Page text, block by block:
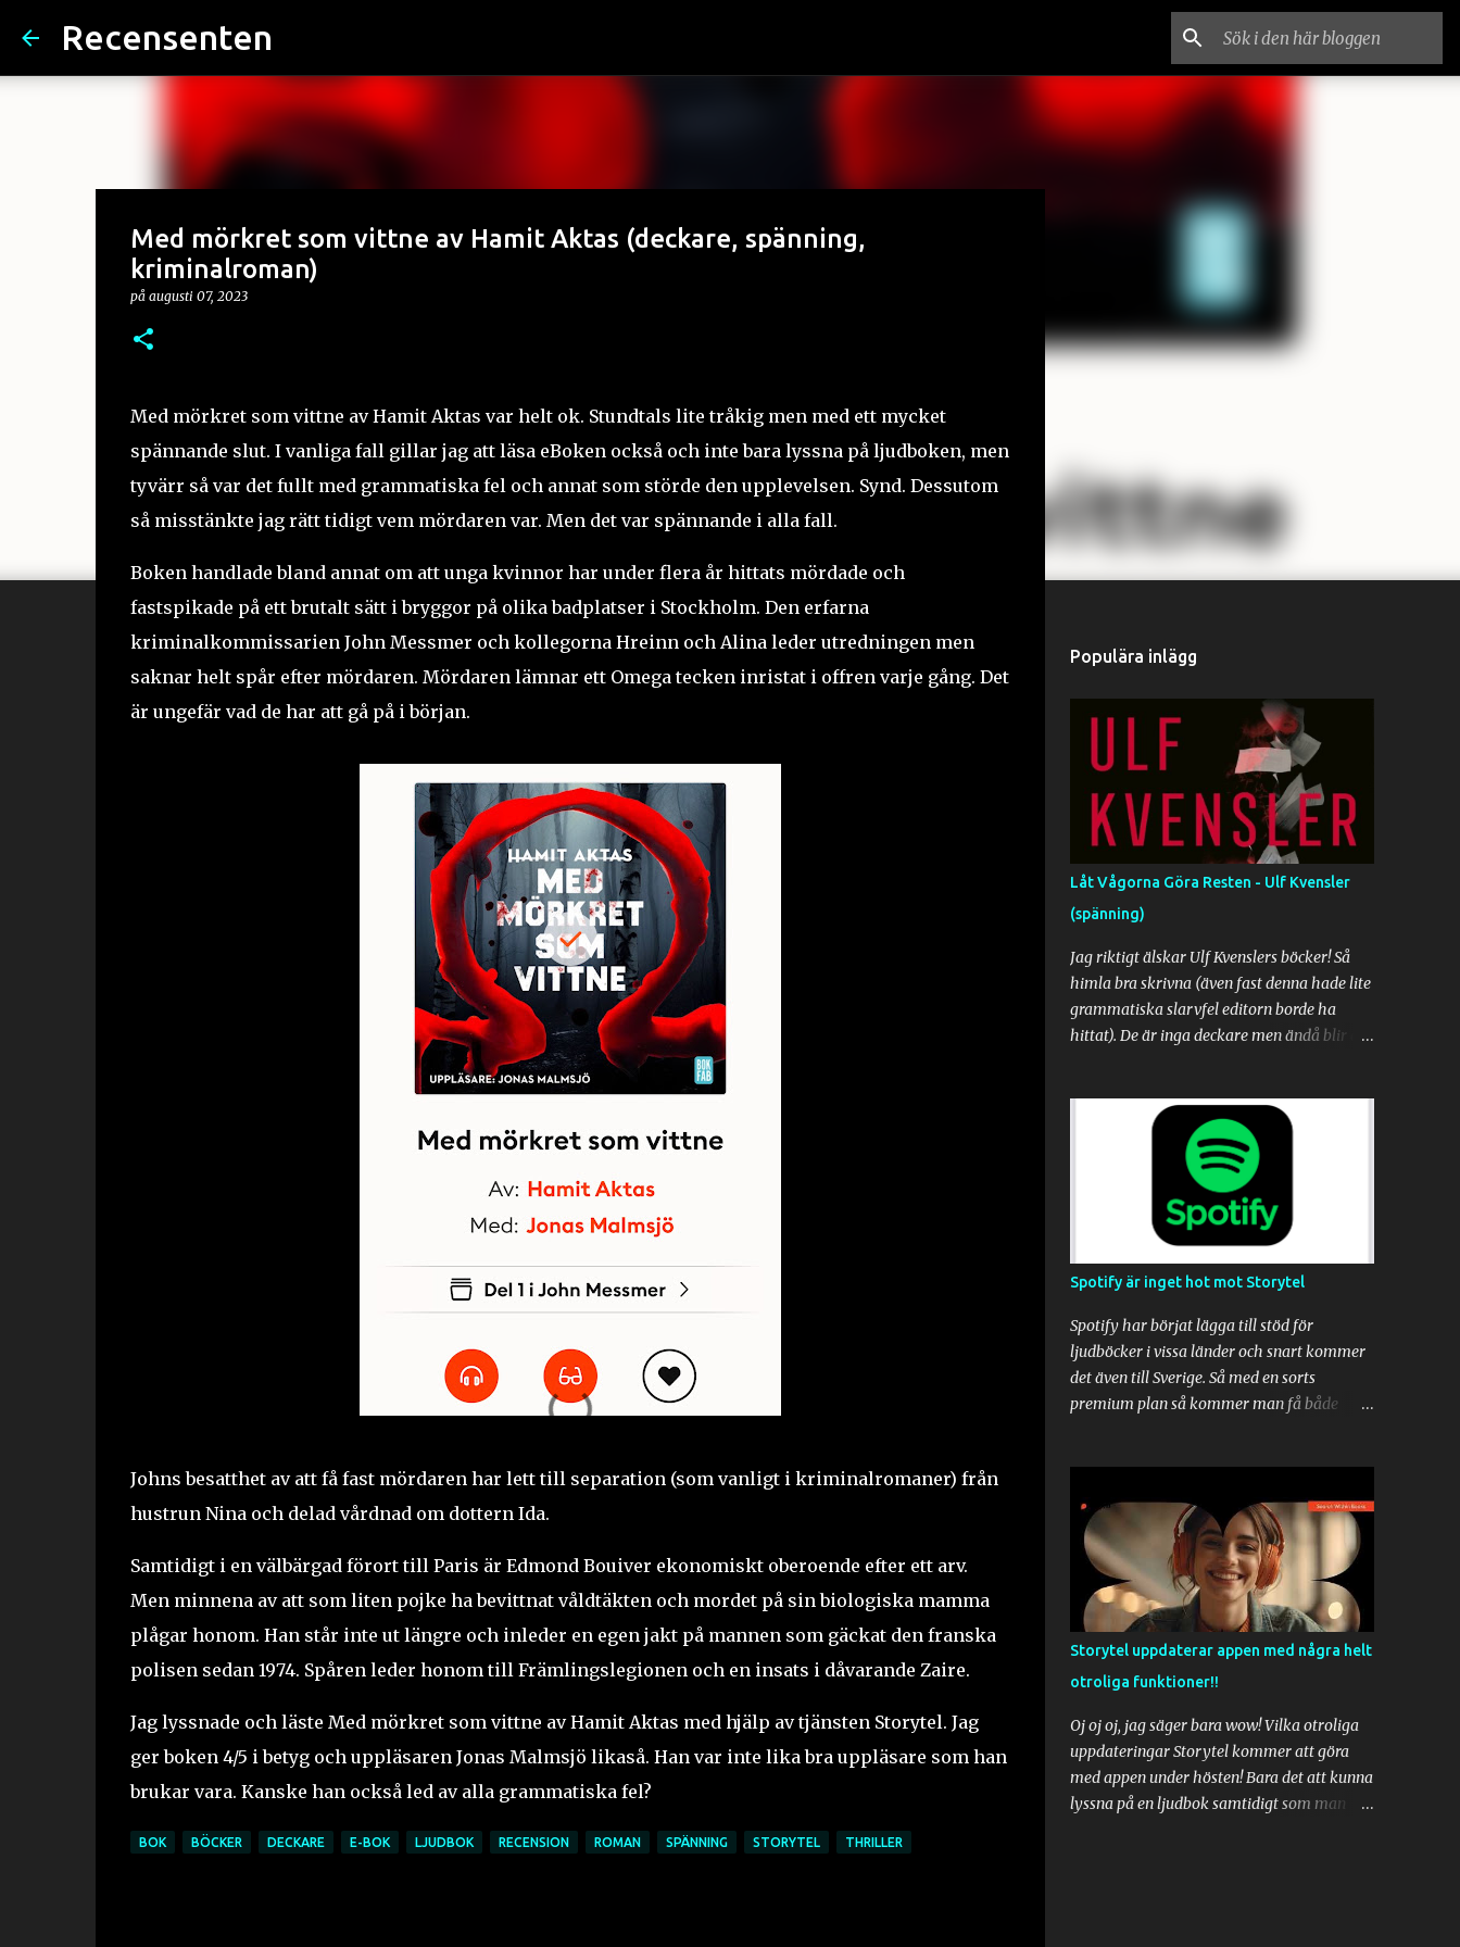
Recensenten
Med mörkret som vittne av Hamit Aktas (deckare, spänning,
kriminalroman)
på augusti 07, 2023
Med mörkret som vittne av Hamit Aktas var helt ok. Stundtals lite tråkig men med ett mycket
spännande slut. I vanliga fall gillar jag att läsa eBoken också och inte bara lyssna på ljudboken, men
tyvärr så var det fullt med grammatiska fel och annat som störde den upplevelsen. Synd. Dessutom
så misstänkte jag rätt tidigt vem mördaren var. Men det var spännande i alla fall.
Boken handlade bland annat om att unga kvinnor har under flera år hittats mördade och
fastspikade på ett brutalt sätt i bryggor på olika badplatser i Stockholm. Den erfarna
kriminalkommissarien John Messmer och kollegorna Hreinn och Alina leder utredningen men
saknar helt spår efter mördaren. Mördaren lämnar ett Omega tecken inristat i offren varje gång. Det
är ungefär vad de har att gå på i början.
Johns besatthet av att få fast mördaren har lett till separation (som vanligt i kriminalromaner) från
hustrun Nina och delad vårdnad om dottern Ida.
Samtidigt i en välbärgad förort till Paris är Edmond Bouiver ekonomiskt oberoende efter ett arv.
Men minnena av att som liten pojke ha bevittnat våldtäkten och mordet på sin biologiska mamma
plågar honom. Han står inte ut längre och inleder en egen jakt på mannen som gäckat den franska
polisen sedan 1974. Spåren leder honom till Främlingslegionen och en insats i dåvarande Zaire.
Jag lyssnade och läste Med mörkret som vittne av Hamit Aktas med hjälp av tjänsten Storytel. Jag
ger boken 4/5 i betyg och uppläsaren Jonas Malmsjö likaså. Han var inte lika bra uppläsare som han
brukar vara. Kanske han också led av alla grammatiska fel?
BOK BÖCKER DECKARE E-BOK LJUDBOK RECENSION ROMAN SPÄNNING STORYTEL THRILLER
Populära inlägg
Låt Vågorna Göra Resten - Ulf Kvensler
(spänning)
Jag riktigt älskar Ulf Kvenslers böcker! Så
himla bra skrivna (även fast denna hade lite
grammatiska slarvfel editorn borde ha
hittat). De är inga deckare men ändå blir de
Låt vågorna göra resten var tyvärr en
besvikelse dock. Känns som den avslutades
alldeles för snabbt. Jag har läst alla tre
böckerna av Ulf Kvensler nu, och de hör alla
tre till de bästa böcker jag läst. Låt vågorna
göra resten var lite extra kul för oss
boknördar eftersom den handlade om
författare och bokutgivning i grunden.
Denna bok rekommenderas varmt. Läs den.
Jag ger Låt vågorna göra resten av Ulf
Kvensler 5/5 i betyg.
Spotify är inget hot mot Storytel
Spotify har börjat lägga till stöd för
ljudböcker i vissa länder och snart kommer
det även till Sverige. Så med en sorts
premium plan så kommer man få både
Bokkbeat, Nextory och Bokus Play, men vad
Spotify inte kommer att ha är e-böcker.
Bara en sådan sak innebär att Spotify
kommer aldrig bli ett hot mot Storytel.
Storytel har runt 1 miljon böcker i sin tjänst
och övervägande av dessa är titlar som har
både ljudbok och ebok som man lätt kan
switcha emellan. Fortfarande helt i sync. Det
fungerar ungefär som Amazon
Whispersync. Så man kan läsa boken
hemma på en e-bokläsare och när man
sedan åker bil till jobbet så kan man switcha
Storytel uppdaterar appen med några helt
otroliga funktioner!!
Oj oj oj, jag säger bara wow! Vilka otroliga
uppdateringar Storytel kommer att göra
med appen under hösten! Bara det att kunna
lyssna på en ljudbok samtidigt som man